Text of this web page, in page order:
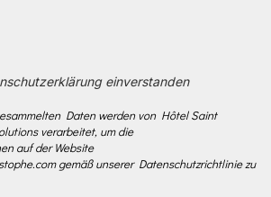
einverstanden
Daten werden von Hôtel Saint
verarbeitet, um die
auf der Website
gemäß unserer Datenschutzrichtlinie zu